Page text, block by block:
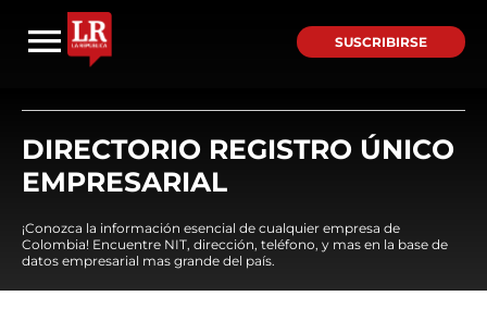
SUSCRIBIRSE
DIRECTORIO REGISTRO ÚNICO
EMPRESARIAL
¡Conozca la información esencial de cualquier empresa de
Colombia! Encuentre NIT, dirección, teléfono, y mas en la base de
datos empresarial mas grande del país.